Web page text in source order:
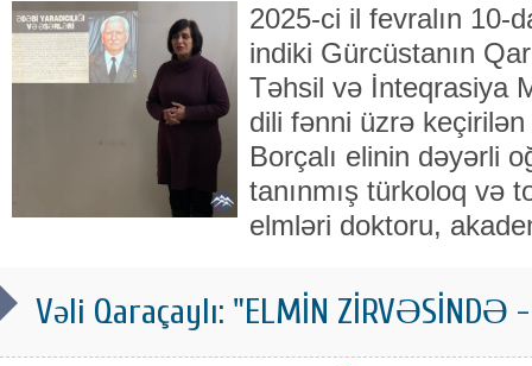
2025-ci il fevralın 10-
indiki Gürcüstanın
Təhsil və İnteqrasiya
dili fənni üzrə
Borçalı elinin dəyərli
tanınmış türkoloq və
elmləri doktoru,
Vəli Qaraçaylı: "ELMİN ZİRVƏSİNDƏ